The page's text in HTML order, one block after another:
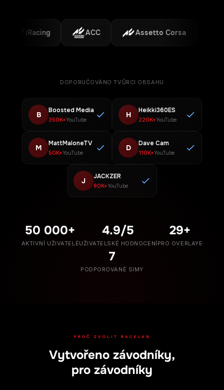
iRacing ACC Assetto Corsa
DOPORUČOVÁNO TVŮRCI OBSAHU
B Boosted Media
350K+YouTube
H Heikki360ES
220K+YouTube
M MattMaloneTV
50K+YouTube
D Dave Cam
110K+YouTube
J JACKZER
80K+YouTube
50 000+
AKTIVNÍ UŽIVATELÉ
4.9/5
UŽIVATELSKÉ HODNOCENÍ
29+
PRO OVERLAYE
7
PODPOROVANÉ SIMY
PROČ ZVOLIT RACELAB
Vytvořeno závodníky,
pro závodníky